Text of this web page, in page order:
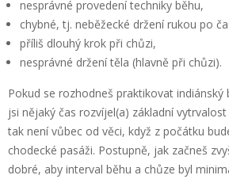
nesprávné provedení techniky běhu,
chybné, tj. neběžecké držení rukou po
příliš dlouhý krok při chůzi,
nesprávné držení těla (hlavně při chůzi).
Pokud se rozhodneš praktikovat indiánský
jsi nějaký čas rozvíjel(a) základní
tak není vůbec od věci, když z počátku
chodecké pasáži. Postupně, jak začneš
dobré, aby interval běhu a chůze byl